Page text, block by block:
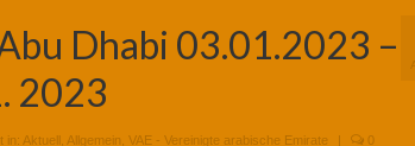
Dhabi 03.01.2023 –
2023
in: Aktuell, Allgemein VAE - Vereinigte arabische Emirate | 0